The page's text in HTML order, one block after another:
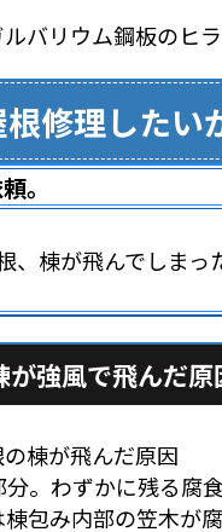
修理したい
。
、棟が飛んでしま
が強風で飛んだ原
。わずかに残る腐食
包み内部の笠木が